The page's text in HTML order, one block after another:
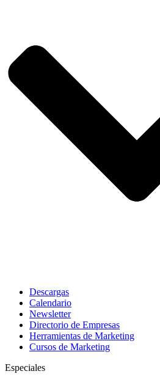
Descargas
Calendario
Newsletter
Directorio de Empresas
Herramientas de Marketing
Cursos de Marketing
Especiales